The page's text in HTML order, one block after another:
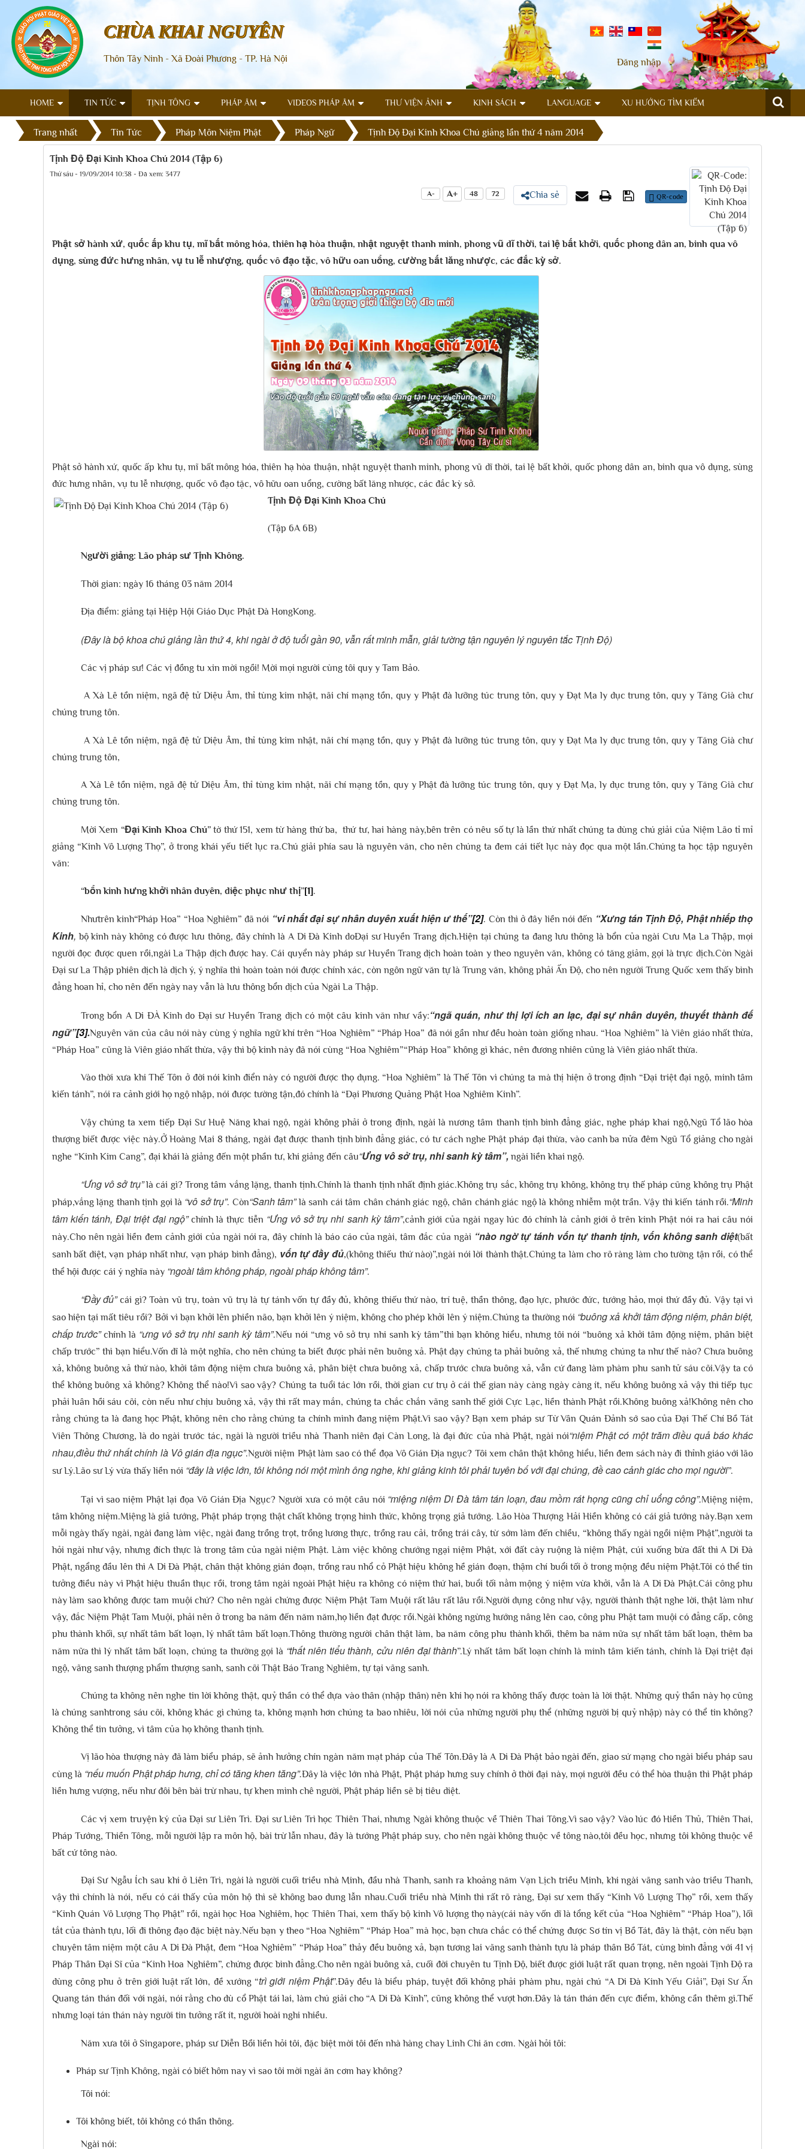
Đăng nhập
CHÙA KHAI NGUYÊN
Thôn Tây Ninh - Xã Đoài Phương - TP. Hà Nội
HOME TIN TỨC TỊNH TÔNG PHÁP ÂM VIDEOS PHÁP ÂM THƯ VIỆN ẢNH KINH SÁCH LANGUAGE XU HƯỚNG TÌM KIẾM
Trang nhất Tin Tức Pháp Môn Niệm Phật Pháp Ngữ Tịnh Độ Đại Kinh Khoa Chú giảng lần thứ 4 năm 2014
Tịnh Độ Đại Kinh Khoa Chú 2014 (Tập 6)
Thứ sáu - 19/09/2014 10:38 - Đã xem: 3477
A- A+ 48 72 Chia sẻ QR-code
Phật sở hành xứ, quốc ấp khu tụ, mĩ bất mông hóa, thiên hạ hòa thuận, nhật nguyệt thanh minh, phong vũ dĩ thời, tai lệ bất khởi, quốc phong dân an, binh qua vô
dụng, sùng đức hưng nhân, vụ tu lễ nhượng, quốc vô đạo tặc, vô hữu oan uổng, cường bất lăng nhược, các đắc kỳ sở.
Phật sở hành xứ, quốc ấp khu tụ, mĩ bất mông hóa, thiên hạ hòa thuận, nhật nguyệt thanh minh, phong vũ dĩ thời, tai lệ bất khởi, quốc phong dân an, binh qua vô dụng, sùng
đức hưng nhân, vụ tu lễ nhượng, quốc vô đạo tặc, vô hữu oan uổng, cường bất lăng nhược, các đắc kỳ sở.
Tịnh Độ Đại Kinh Khoa Chú
(Tập 6A 6B)
Người giảng: Lão pháp sư Tịnh Không.
Thời gian: ngày 16 tháng 03 năm 2014
Địa điểm: giảng tại Hiệp Hội Giáo Dục Phật Đà HongKong.
(Đây là bộ khoa chú giảng lần thứ 4, khi ngài ở độ tuổi gần 90, vẫn rất minh mẫn, giải tường tận nguyên lý nguyên tắc Tịnh Độ)
Các vị pháp sư! Các vị đồng tu xin mời ngồi! Mời mọi người cùng tôi quy y Tam Bảo.
A Xà Lê tồn niệm, ngã đệ tử Diệu Âm, thỉ tùng kim nhật, nãi chí mạng tồn, quy y Phật đà lưỡng túc trung tôn, quy y Đạt Ma ly dục trung tôn, quy y Tăng Già chư
chúng trung tôn.
A Xà Lê tồn niệm, ngã đệ tử Diệu Âm, thỉ tùng kim nhật, nãi chí mạng tồn, quy y Phật đà lưỡng túc trung tôn, quy y Đạt Ma ly dục trung tôn, quy y Tăng Già chư
chúng trung tôn,
A Xà Lê tồn niệm, ngã đệ tử Diệu Âm, thỉ tùng kim nhật, nãi chí mạng tồn, quy y Phật đà lưỡng túc trung tôn, quy y Đạt Ma, ly dục trung tôn, quy y Tăng Già chư
chúng trung tôn.
Mời Xem “Đại Kinh Khoa Chú”tờ thứ 151, xem từ hàng thứ ba, thứ tư, hai hàng này,bên trên có nêu số tự là lần thứ nhất chúng ta dùng chú giải của Niệm Lão tỉ mỉ
giảng “Kinh Vô Lượng Thọ”, ở trong khái yếu tiết lục ra.Chú giải phía sau là nguyên văn, cho nên chúng ta đem cái tiết lục này đọc qua một lần.Chúng ta học tập nguyên
văn:
“bổn kinh hưng khởi nhân duyên, diệc phục như thị”[1].
Nhưtrên kinh“Pháp Hoa” “Hoa Nghiêm” đã nói “vi nhất đại sự nhân duyên xuất hiện ư thế”[2]. Còn thì ở đây liền nói đến “Xưng tán Tịnh Độ, Phật nhiếp thọ
Kinh,bộ kinh này không có được lưu thông, đây chính là A Di Đà Kinh doĐại sư Huyền Trang dịch.Hiện tại chúng ta đang lưu thông là bổn của ngài Cưu Ma La Thập, mọi
người đọc được quen rồi,ngài La Thập dịch được hay. Cái quyển này pháp sư Huyền Trang dịch hoàn toàn y theo nguyên văn, không có tăng giảm, gọi là trực dịch.Còn Ngài
Đại sư La Thập phiên dịch là dịch ý, ý nghĩa thì hoàn toàn nói được chính xác, còn ngôn ngữ văn tự là Trung văn, không phải Ấn Độ, cho nên người Trung Quốc xem thấy bình
đẳng hoan hỉ, cho nên đến ngày nay vẫn là lưu thông bổn dịch của Ngài La Thập.
Trong bổn A Di ĐÀ Kinh do Đại sư Huyền Trang dịch có một câu kinh văn như vầy:“ngã quán, như thị lợi ích an lạc, đại sự nhân duyên, thuyết thành đế
ngữ”[3].Nguyên văn của câu nói này cùng ý nghĩa ngữ khí trên “Hoa Nghiêm” “Pháp Hoa” đã nói gần như đều hoàn toàn giống nhau. “Hoa Nghiêm” là Viên giáo nhất thừa,
“Pháp Hoa” cũng là Viên giáo nhất thừa, vậy thì bộ kinh này đã nói cùng “Hoa Nghiêm”“Pháp Hoa” không gì khác, nên đương nhiên cũng là Viên giáo nhất thừa.
Vào thời xưa khi Thế Tôn ở đời nói kinh điển này có người được thọ dụng. “Hoa Nghiêm” là Thế Tôn vì chúng ta mà thị hiện ở trong định “Đại triệt đại ngộ, minh tâm
kiến tánh”, nói ra cảnh giới họ ngộ nhập, nói được tường tận,đó chính là “Đại Phương Quảng Phật Hoa Nghiêm Kinh”.
Vậy chúng ta xem tiếp Đại Sư Huệ Năng khai ngộ, ngài không phải ở trong định, ngài là nương tâm thanh tịnh bình đẳng giác, nghe pháp khai ngộ,Ngũ Tổ lão hòa
thượng biết được việc này.Ở Hoàng Mai 8 tháng, ngài đạt được thanh tịnh bình đẳng giác, có tư cách nghe Phật pháp đại thừa, vào canh ba nửa đêm Ngũ Tổ giảng cho ngài
nghe “Kinh Kim Cang”, đại khái là giảng đến một phần tư, khi giảng đến câu“Ưng vô sở trụ, nhi sanh kỳ tâm”, ngài liền khai ngộ.
“Ưng vô sở trụ”là cái gì? Trong tâm vắng lặng, thanh tịnh.Chính là thanh tịnh nhất định giác.Không trụ sắc, không trụ không, không trụ thế pháp cũng không trụ Phật
pháp,vắng lặng thanh tịnh gọi là “vô sở trụ”. Còn“Sanh tâm”là sanh cái tâm chân chánh giác ngộ, chân chánh giác ngộ là không nhiễm một trần. Vậy thì kiến tánh rồi.“Minh
tâm kiến tánh, Đại triệt đại ngộ”chính là thực tiễn “Ưng vô sở trụ nhi sanh kỳ tâm”,cảnh giới của ngài ngay lúc đó chính là cảnh giới ở trên kinh Phật nói ra hai câu nói
này.Cho nên ngài liền đem cảnh giới của ngài nói ra, đây chính là báo cáo của ngài, tâm đắc của ngài “nào ngờ tự tánh vốn tự thanh tịnh, vốn không sanh diệt(bất
sanh bất diệt, vạn pháp nhất như, vạn pháp bình đẳng), vốn tự đầy đủ,(không thiếu thứ nào)”,ngài nói lời thành thật.Chúng ta làm cho rõ ràng làm cho tường tận rồi, có thể
thể hội được cái ý nghĩa này “ngoài tâm không pháp, ngoài pháp không tâm”.
“Đầy đủ”cái gì? Toàn vũ trụ, toàn vũ trụ là tự tánh vốn tự đầy đủ, không thiếu thứ nào, trí tuệ, thần thông, đạo lực, phước đức, tướng hảo, mọi thứ đầy đủ. Vậy tại vì
sao hiện tại mất tiêu rồi? Bởi vì bạn khởi lên phiền não, bạn khởi lên ý niệm, không cho phép khởi lên ý niệm.Chúng ta thường nói “buông xả khởi tâm động niệm, phân biệt,
chấp trước”chính là “ưng vô sở trụ nhi sanh kỳ tâm”.Nếu nói “ưng vô sở trụ nhi sanh kỳ tâm”thì bạn không hiểu, nhưng tôi nói “buông xả khởi tâm động niệm, phân biệt
chấp trước” thì bạn hiểu.Vốn dĩ là một nghĩa, cho nên chúng ta biết được phải nên buông xả. Phật dạy chúng ta phải buông xả, thế nhưng chúng ta như thế nào? Chưa buông
xả, không buông xả thứ nào, khởi tâm động niệm chưa buông xả, phân biệt chưa buông xả, chấp trước chưa buông xả, vẫn cứ đang làm phàm phu sanh tử sáu cõi.Vậy ta có
thể không buông xả không? Không thể nào!Vì sao vậy? Chúng ta tuổi tác lớn rồi, thời gian cư trụ ở cái thế gian này càng ngày càng ít, nếu không buông xả vậy thì tiếp tục
phải luân hồi sáu cõi, còn nếu như chịu buông xả, vậy thì rất may mắn, chúng ta chắc chắn vãng sanh thế giới Cực Lạc, liền thành Phật rồi.Không buông xả!Không nên cho
rằng chúng ta là đang học Phật, không nên cho rằng chúng ta chính mình đang niệm Phật.Vì sao vậy? Bạn xem pháp sư Từ Vân Quán Đảnh sớ sao của Đại Thế Chí Bồ Tát
Viên Thông Chương, là do ngài trước tác, ngài là người triều nhà Thanh niên đại Càn Long, là đại đức của nhà Phật, ngài nói“niệm Phật có một trăm điều quả báo khác
nhau,điều thứ nhất chính là Vô gián địa ngục”.Người niệm Phật làm sao có thể đọa Vô Gián Địa ngục? Tôi xem chân thật không hiểu, liền đem sách này đi thỉnh giáo với lão
sư Lý.Lão sư Lý vừa thấy liền nói “đây là việc lớn, tôi không nói một mình ông nghe, khi giảng kinh tôi phải tuyên bố với đại chúng, đề cao cảnh giác cho mọi người”.
Tại vì sao niệm Phật lại đọa Vô Gián Địa Ngục? Người xưa có một câu nói “miệng niệm Di Đà tâm tán loạn, đau mồm rát họng cũng chỉ uổng công”.Miệng niệm,
tâm không niệm.Miệng là giả tướng, Phật pháp trọng thật chất không trọng hình thức, không trọng giả tướng. Lão Hòa Thượng Hải Hiền không có cái giả tướng này.Bạn xem
mỗi ngày thấy ngài, ngài đang làm việc, ngài đang trồng trọt, trồng lương thực, trồng rau cải, trồng trái cây, từ sớm làm đến chiều, “không thấy ngài ngồi niệm Phật”,người ta
hỏi ngài như vậy, nhưng đích thực là trong tâm của ngài niệm Phật. Làm việc không chướng ngại niệm Phật, xới đất cày ruộng là niệm Phật, cúi xuống bừa đất thì A Di Đà
Phật, ngẩng đầu lên thì A Di Đà Phật, chân thật không gián đoạn, trồng rau nhổ cỏ Phật hiệu không hề gián đoạn, thậm chí buổi tối ở trong mộng đều niệm Phật.Tôi có thể tin
tưởng điều này vì Phật hiệu thuần thục rồi, trong tâm ngài ngoài Phật hiệu ra không có niệm thứ hai, buổi tối nằm mộng ý niệm vừa khởi, vẫn là A Di Đà Phật.Cái công phu
này làm sao không được tam muội chứ? Cho nên ngài chứng được Niệm Phật Tam Muội rất lâu rất lâu rồi.Người dụng công như vậy, người thành thật nghe lời, thật làm như
vậy, đắc Niệm Phật Tam Muội, phải nên ở trong ba năm đến năm năm,họ liền đạt được rồi.Ngài không ngừng hướng nâng lên cao, công phu Phật tam muội có đẳng cấp, công
phu thành khối, sự nhất tâm bất loạn, lý nhất tâm bất loạn.Thông thường người chân thật làm, ba năm công phu thành khối, thêm ba năm nữa sự nhất tâm bất loạn, thêm ba
năm nữa thì lý nhất tâm bất loạn, chúng ta thường gọi là “thất niên tiểu thành, cửu niên đại thành”.Lý nhất tâm bất loạn chính là minh tâm kiến tánh, chính là Đại triệt đại
ngộ, vãng sanh thượng phẩm thượng sanh, sanh cõi Thật Báo Trang Nghiêm, tự tại vãng sanh.
Chúng ta không nên nghe tin lời không thật, quỷ thần có thể dựa vào thân (nhập thân) nên khi họ nói ra không thấy được toàn là lời thật. Những quỷ thần này họ cũng
là chúng sanhtrong sáu cõi, không khác gì chúng ta, không mạnh hơn chúng ta bao nhiêu, lời nói của những người phụ thể (những người bị quỷ nhập) này có thể tin không?
Không thể tin tưởng, vì tâm của họ không thanh tịnh.
Vị lão hòa thượng này đã làm biểu pháp, sẽ ảnh hưởng chín ngàn năm mạt pháp của Thế Tôn.Đây là A Di Đà Phật bảo ngài đến, giao sứ mạng cho ngài biểu pháp sau
cùng là “nếu muốn Phật pháp hưng, chỉ có tăng khen tăng”.Đây là việc lớn nhà Phật, Phật pháp hưng suy chính ở thời đại này, mọi người đều có thể hòa thuận thì Phật pháp
liền hưng vượng, nếu như đôi bên bài trừ nhau, tự khen mình chê người, Phật pháp liền sẽ bị tiêu diệt.
Các vị xem truyện ký của Đại sư Liên Trì. Đại sư Liên Trì học Thiên Thai, nhưng Ngài không thuộc về Thiên Thai Tông.Vì sao vậy? Vào lúc đó Hiền Thủ, Thiên Thai,
Pháp Tướng, Thiền Tông, mỗi người lập ra môn hộ, bài trừ lẫn nhau, đây là tướng Phật pháp suy, cho nên ngài không thuộc về tông nào,tôi đều học, nhưng tôi không thuộc về
bất cứ tông nào.
Đại Sư Ngẫu Ích sau khi ở Liên Trì, ngài là người cuối triều nhà Minh, đầu nhà Thanh, sanh ra khoảng năm Vạn Lịch triều Minh, khi ngài vãng sanh vào triều Thanh,
vậy thì chính là nói, nếu có cái thấy của môn hộ thì sẽ không bao dung lẫn nhau.Cuối triều nhà Minh thì rất rõ ràng, Đại sư xem thấy “Kinh Vô Lượng Thọ” rồi, xem thấy
“Kinh Quán Vô Lượng Thọ Phật” rồi, ngài học Hoa Nghiêm, học Thiên Thai, xem thấy bộ kinh Vô lượng thọ này(cái này vốn dĩ là tổng kết của “Hoa Nghiêm” “Pháp Hoa”), lối
tắt của thành tựu, lối đi thông đạo đặc biệt này.Nếu bạn y theo “Hoa Nghiêm” “Pháp Hoa” mà học, bạn chưa chắc có thể chứng được Sơ tín vị Bồ Tát, đây là thật, còn nếu bạn
chuyên tâm niệm một câu A Di Đà Phật, đem “Hoa Nghiêm” “Pháp Hoa” thảy đều buông xả, bạn tương lai vãng sanh thành tựu là pháp thân Bồ Tát, cùng bình đẳng với 41 vị
Pháp Thân Đại Sĩ của “Kinh Hoa Nghiêm”, chứng được bình đẳng.Cho nên ngài buông xả, cuối đời chuyên tu Tịnh Độ, biết được giới luật rất quan trọng, nên ngoài Tịnh Độ ra
dùng công phu ở trên giới luật rất lớn, đề xướng “trì giới niệm Phật”.Đây đều là biểu pháp, tuyệt đối không phải phàm phu, ngài chú “A Di Đà Kinh Yếu Giải”, Đại Sư Ấn
Quang tán thán đối với ngài, nói rằng cho dù cổ Phật tái lai, làm chú giải cho “A Di Đà Kinh”, cũng không thể vượt hơn.Đây là tán thán đến cực điểm, không cần thêm gì.Thế
nhưng loại tán thán này người tin tưởng rất ít, người hoài nghi nhiều.
Năm xưa tôi ở Singapore, pháp sư Diễn Bồi liền hỏi tôi, đặc biệt mời tôi đến nhà hàng chay Linh Chi ăn cơm. Ngài hỏi tôi:
Pháp sư Tịnh Không, ngài có biết hôm nay vì sao tôi mời ngài ăn cơm hay không?
Tôi nói:
Tôi không biết, tôi không có thần thông.
Ngài nói: